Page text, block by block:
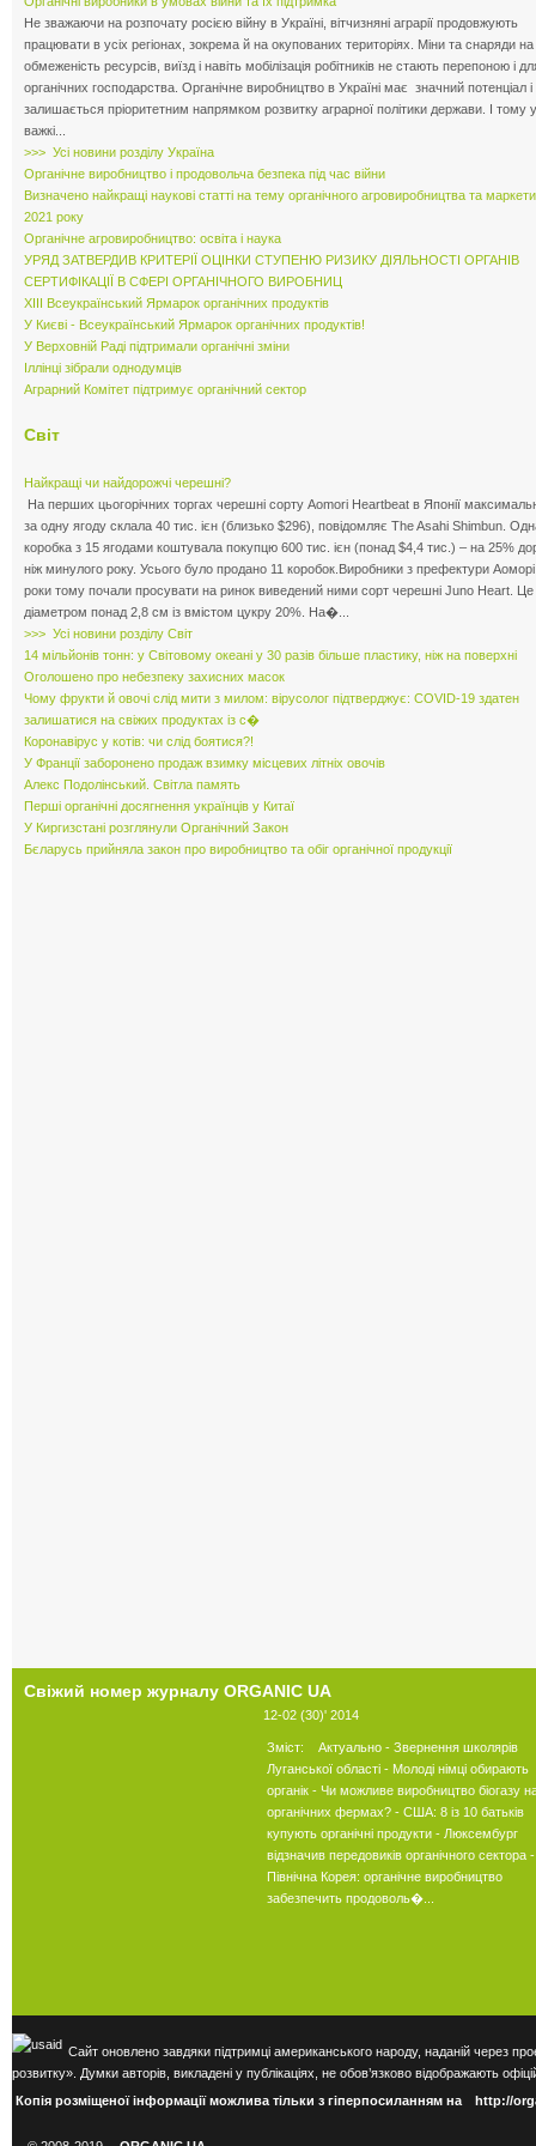
Не зважаючи на розпочату росією війну в Україні, вітчизняні аграрії продовжують
працювати в усіх регіонах, зокрема й на окупованих територіях. Міни та снаряди
обмеженість ресурсів, виїзд і навіть мобілізація робітників не стають перепоною і
органічних господарства. Органічне виробництво в Україні має значний потенціал і
залишається пріоритетним напрямком розвитку аграрної політики держави. І тому у
важкі...
>>> Усі новини розділу Україна
Органічне виробництво і продовольча безпека під час війни
Визначено найкращі наукові статті на тему органічного агровиробництва та
2021 року
Органічне агровиробництво: освіта і наука
УРЯД ЗАТВЕРДИВ КРИТЕРІЇ ОЦІНКИ СТУПЕНЮ РИЗИКУ ДІЯЛЬНОСТІ ОРГАНІВ
СЕРТИФІКАЦІЇ В СФЕРІ ОРГАНІЧНОГО ВИРОБНИЦ
ХІІІ Всеукраїнський Ярмарок органічних продуктів
У Києві - Всеукраїнський Ярмарок органічних продуктів!
У Верховній Раді підтримали органічні зміни
Іллінці зібрали однодумців
Аграрний Комітет підтримує органічний сектор
Світ
Найкращі чи найдорожчі черешні?
На перших цьогорічних торгах черешні сорту Aomori Heartbeat в Японії
за одну ягоду склала 40 тис. ієн (близько $296), повідомляє The Asahi Shimbun.
коробка з 15 ягодами коштувала покупцю 600 тис. ієн (понад $4,4 тис.) – на 25%
ніж минулого року. Усього було продано 11 коробок.Виробники з префектури
роки тому почали просувати на ринок виведений ними сорт черешні Juno Heart. Це
діаметром понад 2,8 см із вмістом цукру 20%. На�...
>>> Усі новини розділу Світ
14 мільйонів тонн: у Світовому океані у 30 разів більше пластику, ніж на поверхні
Оголошено про небезпеку захисних масок
Чому фрукти й овочі слід мити з милом: вірусолог підтверджує: COVID-19 здатен
залишатися на свіжих продуктах із с�
Коронавірус у котів: чи слід боятися?!
У Франції заборонено продаж взимку місцевих літніх овочів
Алекс Подолінський. Світла память
Перші органічні досягнення українців у Китаї
У Киргизстані розглянули Органічний Закон
Бєларусь прийняла закон про виробництво та обіг органічної продукції
Свіжий номер журналу ORGANIC UA
12-02 (30)' 2014
Зміст: Актуально - Звернення школярів
Луганської області - Молоді німці обирають
органік - Чи можливе виробництво біогазу
органічних фермах? - США: 8 із 10 батьків
купують органічні продукти - Люксембург
відзначив передовиків органічного сектора -
Північна Корея: органічне виробництво
забезпечить продоволь�...
Сайт оновлено завдяки підтримці американського народу, наданій через
розвитку». Думки авторів, викладені у публікаціях, не обов’язково відображають
Копія розміщеної інформації можлива тільки з гіперпосиланням на
http://